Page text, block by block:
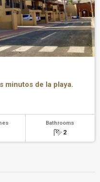
minutos de la playa.
Bathrooms
2